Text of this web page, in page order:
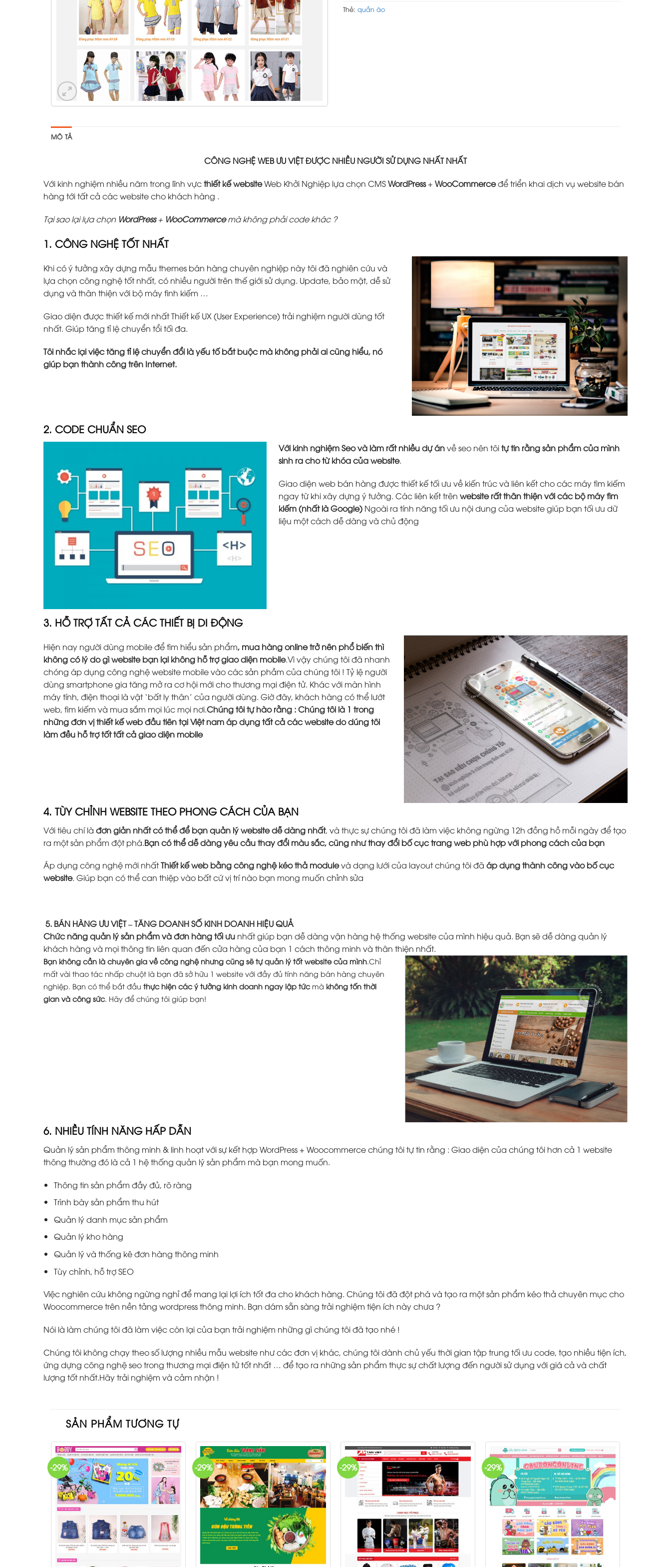
Thẻ: quần áo
MÔ TẢ
CÔNG NGHỆ WEB ƯU VIỆT ĐƯỢC NHIỀU NGƯỜI SỬ DỤNG NHẤT NHẤT
Với kinh nghiệm nhiều năm trong lĩnh vựcthiết kế websiteWeb Khởi Nghiệp lựa chọn CMSWordPress+ WooCommerceđể triển khai dịch vụ website bán
hàng tới tất cả các website cho khách hàng .
Tại sao lại lựa chọn WordPress+ WooCommercemà không phải code khác ?
1. CÔNG NGHỆ TỐT NHẤT
Khi có ý tưởng xây dựng mẫu themes bán hàng chuyên nghiệp này tôi đã nghiên cứu và
lựa chọn công nghệ tốt nhất, có nhiều người trên thế giới sử dụng. Update, bảo mật, dễ sử
dụng và thân thiện với bộ máy tình kiếm …
Giao diện được thiết kế mới nhất Thiết kế UX (User Experience) trải nghiệm người dùng tốt
nhất. Giúp tăng tỉ lệ chuyển tổi tối đa.
Tôi nhắc lại việc tăng tỉ lệ chuyển đổi là yếu tố bắt buộc mà không phải ai cũng hiểu, nó
giúp bạn thành công trên Internet.
2. CODE CHUẨN SEO
Với kinh nghiệm Seo và làm rất nhiều dự ánvề seo nên tôitự tin rằng sản phẩm của mình
sinh ra cho từ khóa của website.
Giao diện web bán hàng được thiết kế tối ưu về kiến trúc và liên kết cho các máy tìm kiếm
ngay từ khi xây dựng ý tưởng. Các liên kết trên website rất thân thiện với các bộ máy tìm
kiếm (nhất là Google) Ngoài ra tính năng tối ưu nội dung của website giúp bạn tối ưu dữ
liệu một cách dễ dàng và chủ động
3. HỖ TRỢ TẤT CẢ CÁC THIẾT BỊ DI ĐỘNG
Hiện nay người dùng mobile để tìm hiểu sản phẩm, mua hàng online trở nên phổ biến thì
không có lý do gì website bạn lại không hỗ trợ giao diện mobile.Vì vậy chúng tôi đã nhanh
chóng áp dụng công nghệ website mobile vào các sản phầm của chúng tôi ! Tỷ lệ người
dùng smartphone gia tăng mở ra cơ hội mới cho thương mại điện tử. Khác với màn hình
máy tính, điện thoại là vật ‘bất ly thân’ của người dùng. Giờ đây, khách hàng có thể lướt
web, tìm kiếm và mua sắm mọi lúc mọi nơi.Chúng tôi tự hào rằng : Chúng tôi là 1 trong
những đơn vị thiết kế web đầu tiên tại Việt nam áp dụng tất cả các website do dúng tôi
làm đều hỗ trợ tốt tất cả giao diện mobile
4. TÙY CHỈNH WEBSITE THEO PHONG CÁCH CỦA BẠN
Với tiêu chí là đơn giản nhất có thể để bạn quản lý website dễ dàng nhất, và thực sự chúng tôi đã làm việc không ngừng 12h đồng hồ mỗi ngày để tạo
ra một sản phẩm đột phá.Bạn có thể dễ dàng yêu cầu thay đổi màu sắc, cũng như thay đổi bố cục trang web phù hợp với phong cách của bạn
Áp dụng công nghệ mới nhấtThiết kế web bằng công nghệ kéo thả modulevà dạng lưới của layout chúng tôi đã áp dụng thành công vào bố cục
website. Giúp bạn có thể can thiệp vào bất cứ vị trí nào bạn mong muốn chỉnh sửa
5. BÁN HÀNG ƯU VIỆT – TĂNG DOANH SỐ KINH DOANH HIỆU QUẢ
Chức năng quản lý sản phẩm và đơn hàng tối ưu nhất giúp bạn dễ dàng vận hàng hệ thống website của mình hiệu quả. Bạn sẽ dễ dàng quản lý
khách hàng và mọi thông tin liên quan đến cửa hàng của bạn 1 cách thông minh và thân thiện nhất.
Bạn không cần là chuyên gia về công nghệ nhưng cũng sẽ tự quản lý tốt website của mình.Chỉ
mất vài thao tác nhấp chuột là bạn đã sở hữu 1 website với đầy đủ tính năng bán hàng chuyên
nghiệp. Bạn có thể bắt đầu thực hiện các ý tưởng kinh doanh ngay lập tứcmà không tốn thời
gian và công sức. Hãy để chúng tôi giúp bạn!
6. NHIỀU TÍNH NĂNG HẤP DẪN
Quản lý sản phẩm thông minh & linh hoạt với sự kết hợp WordPress + Woocommerce chúng tôi tự tin rằng : Giao diện của chúng tôi hơn cả 1 website
thông thường đó là cả 1 hệ thống quản lý sản phẩm mà bạn mong muốn.
Thông tin sản phẩm đầy đủ, rõ ràng
Trình bày sản phẩm thu hút
Quản lý danh mục sản phẩm
Quản lý kho hàng
Quản lý và thống kê đơn hàng thông minh
Tùy chỉnh, hỗ trợ SEO
Việc nghiên cứu không ngừng nghỉ để mang lại lợi ích tốt đa cho khách hàng. Chúng tôi đã đột phá và tạo ra một sản phẩm kéo thả chuyên mục cho
Woocommerce trên nền tảng wordpress thông minh. Bạn dám sẵn sàng trải nghiệm tiện ích này chưa ?
Nói là làm chúng tôi đã làm việc còn lại của bạn trải nghiệm những gì chúng tôi đã tạo nhé !
Chúng tôi không chạy theo số lượng nhiều mẫu website như các đơn vị khác, chúng tôi dành chủ yếu thời gian tập trung tối ưu code, tạo nhiều tiện ích,
ứng dựng công nghệ seo trong thương mại điện tử tốt nhất … để tạo ra những sản phẩm thực sự chất lượng đến người sử dụng với giá cả và chất
lượng tốt nhất.Hãy trải nghiệm và cảm nhận !
SẢN PHẨM TƯƠNG TỰ
-29% -29% -29% -29%